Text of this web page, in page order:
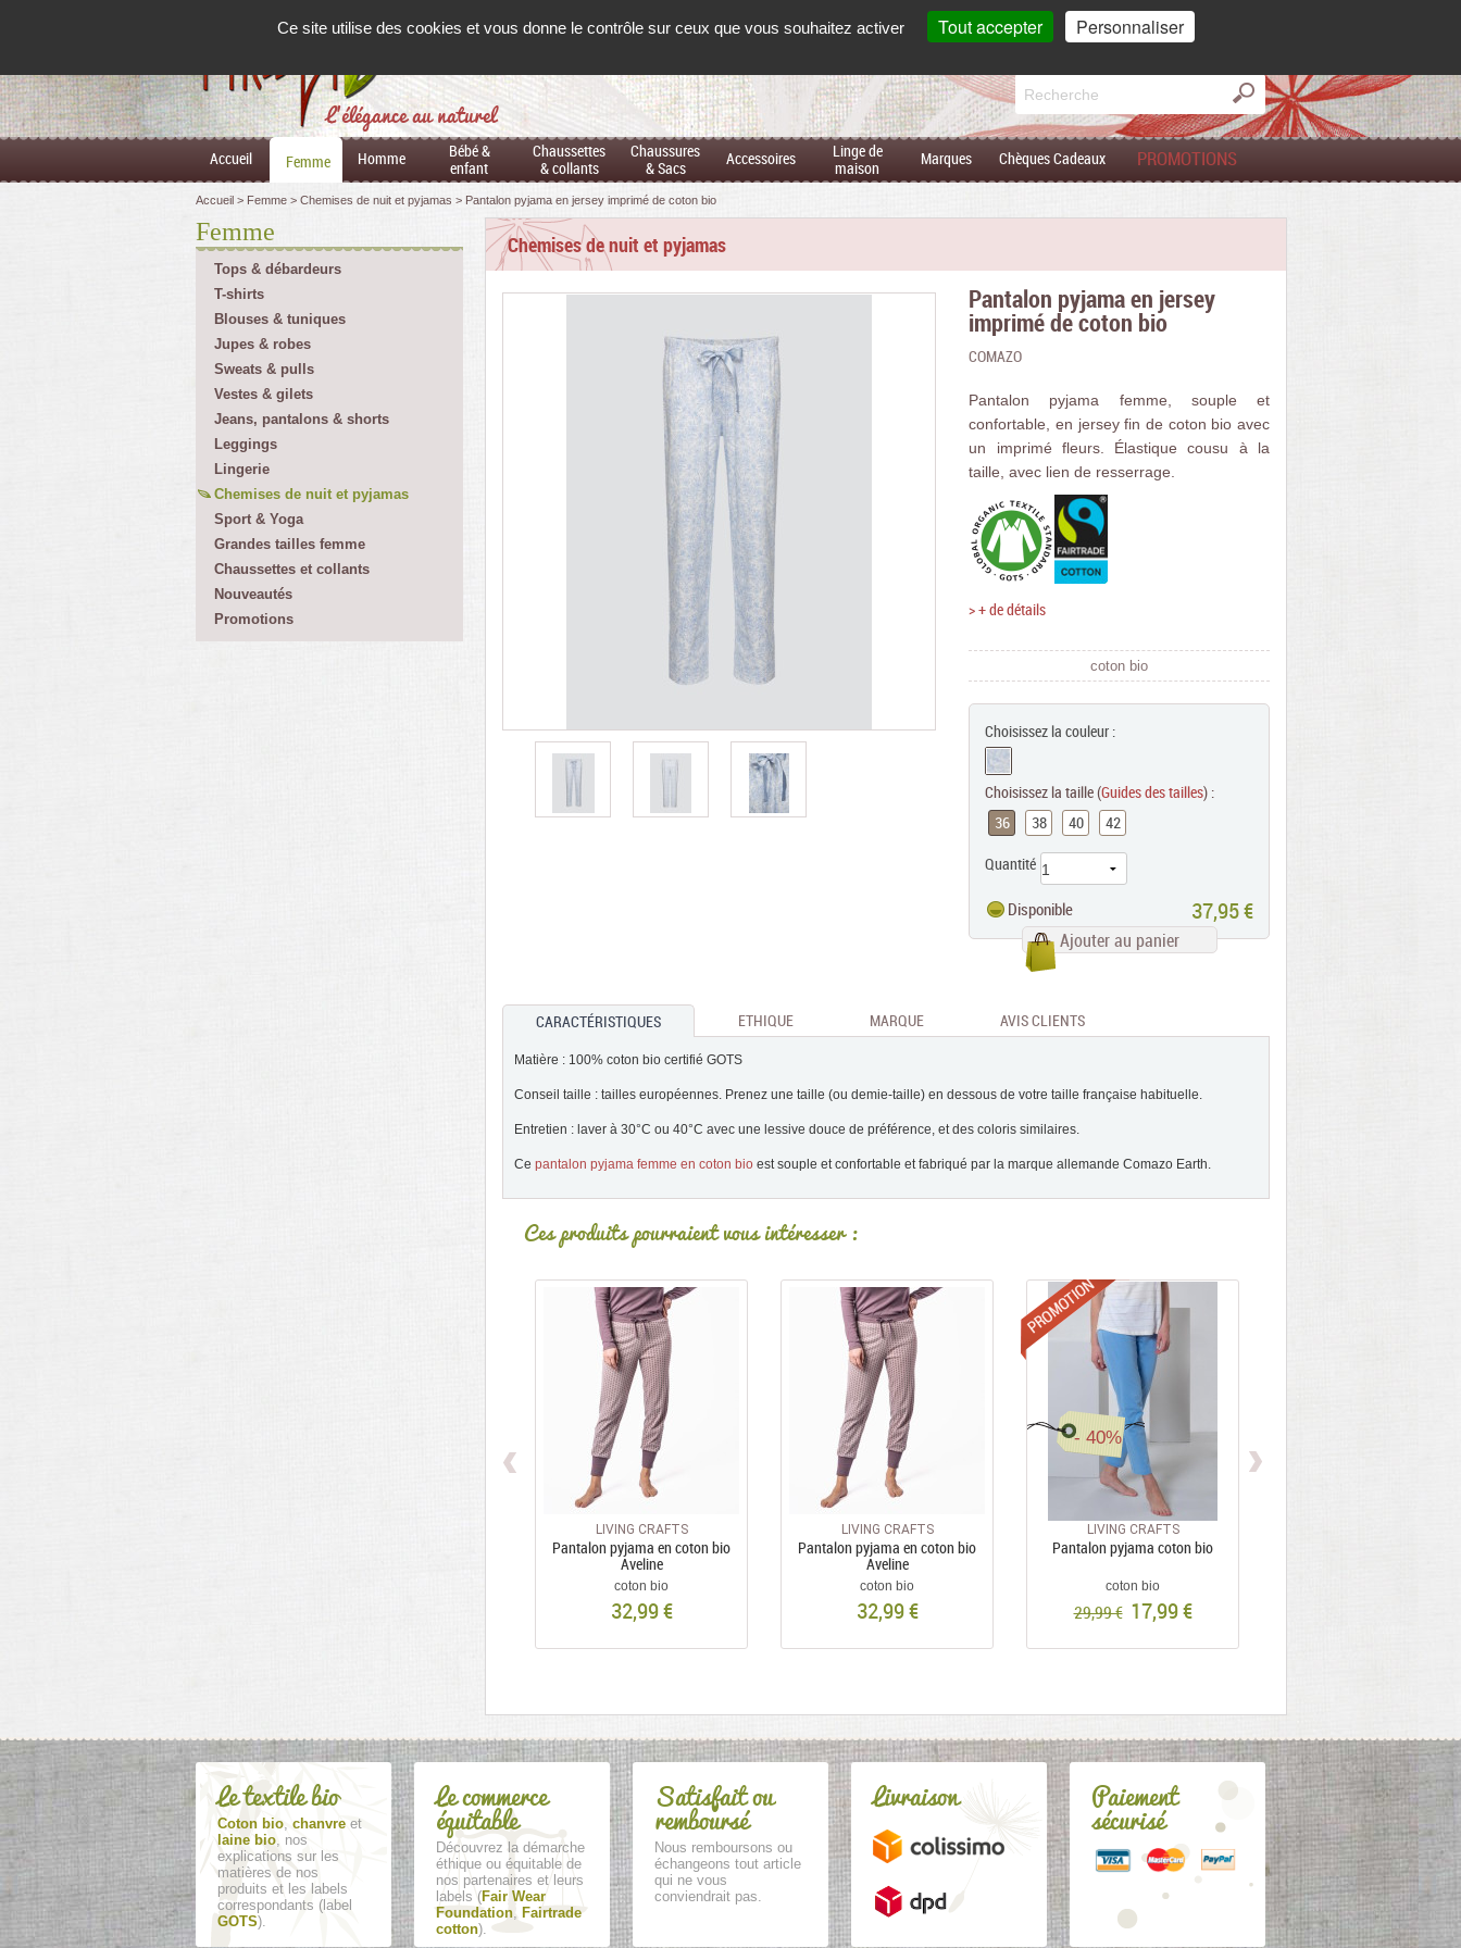
L'élégance au naturel
Monpanier
0 article(s)
Moncompte
Français
Accueil Femme Homme
Bébé &
enfant
Chaussettes
& collants
Chaussures
& Sacs
Accessoires
Linge de
maison
Marques Chèques Cadeaux PROMOTIONS
Accueil Femme Chemises de nuit et pyjamas Pantalon pyjama en jersey imprimé de coton bio
Chemises de nuit et pyjamas
Pantalon pyjama en jersey
imprimé de coton bio
COMAZO
Pantalon pyjama femme, souple et
confortable, en jersey fin de coton bio avec
un imprimé fleurs. Élastique cousu à la
taille, avec lien de resserrage.
> + de détails
coton bio
Choisissez la couleur :
Choisissez la taille (Guides des tailles) :
36
38 40
42
Quantité
Disponible 37,95 €
Ajouter au panier
CARACTÉRISTIQUES ETHIQUE MARQUE AVIS CLIENTS
Matière : 100% coton bio certifié GOTS
Conseil taille : tailles européennes. Prenez une taille (ou demie-taille) en dessous de votre taille française habituelle.
Entretien : laver à 30°C ou 40°C avec une lessive douce de préférence, et des coloris similaires.
Ce pantalon pyjama femme en coton bio est souple et confortable et fabriqué par la marque allemande Comazo Earth.
Ces produits pourraient vous intéresser :
LIVING CRAFTS
Pantalon pyjama en coton bio
Aveline
coton bio
32,99 €
LIVING CRAFTS
Pantalon pyjama en coton bio
Aveline
coton bio
32,99 €
Promotions
- 40%
LIVING CRAFTS
Pantalon pyjama coton bio
coton bio
29,99 € 17,99 €
Femme
Tops & débardeurs
T-shirts
Blouses & tuniques
Jupes & robes
Sweats & pulls
Vestes & gilets
Jeans, pantalons & shorts
Leggings
Lingerie
Chemises de nuit et pyjamas
Sport & Yoga
Grandes tailles femme
Chaussettes et collants
Nouveautés
Promotions
Le textile bio
Coton bio, chanvre et
laine bio, nos
explications sur les
matières de nos
produits et les labels
correspondants (label
GOTS).
Le commerce
équitable
Découvrez la démarche
éthique ou équitable de
nos partenaires et leurs
labels (Fair Wear
Foundation, Fairtrade
cotton).
Satisfait ou
remboursé
Nous remboursons ou
échangeons tout article
qui ne vous
conviendrait pas.
Livraison Paiement
sécurisé
Ce site utilise des cookies et vous donne le contrôle sur ceux que vous souhaitez activer
Tout accepter Personnaliser